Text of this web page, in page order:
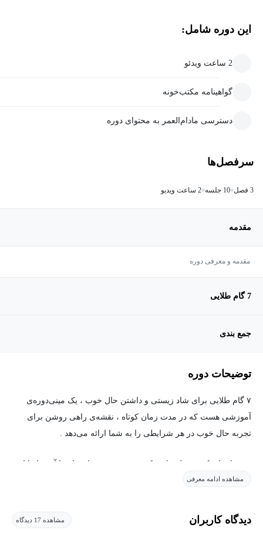
این دوره شامل:
2 ساعت ویدئو
گواهینامه مکتب‌خونه
دسترسی مادام‌العمر به محتوای دوره
سرفصل‌ها
3 فصل 10 جلسه 2 ساعت ویدیو
مقدمه
مقدمه و معرفی دوره
7 گام طلایی
جمع بندی
توضیحات دوره
۷ گام طلایی برای شاد زیستی و داشتن حال خوب ، یک مینی‌دوره‌ی
آموزشی هست که در مدت زمان کوتاه ، نقشه‌ی راهی روشن برای
تجربه حال خوب در هر شرایطی را به شما ارائه می‌دهد .
در زمانه ای که مشغله های فکری روزمره ، بسیاری از ما آدم ها را از
داشتن حال خوب محروم نموده است ، یادگیری تکنیک های ساده و
به شدت به ما کمک می کند آرامش بیشتری را در زندگی تجربه کنیم و
احساس لذت و حس و حال خوب بیشتری داشته باشیم .
مشاهده ادامه معرفی
دیدگاه کاربران مشاهده 17 دیدگاه